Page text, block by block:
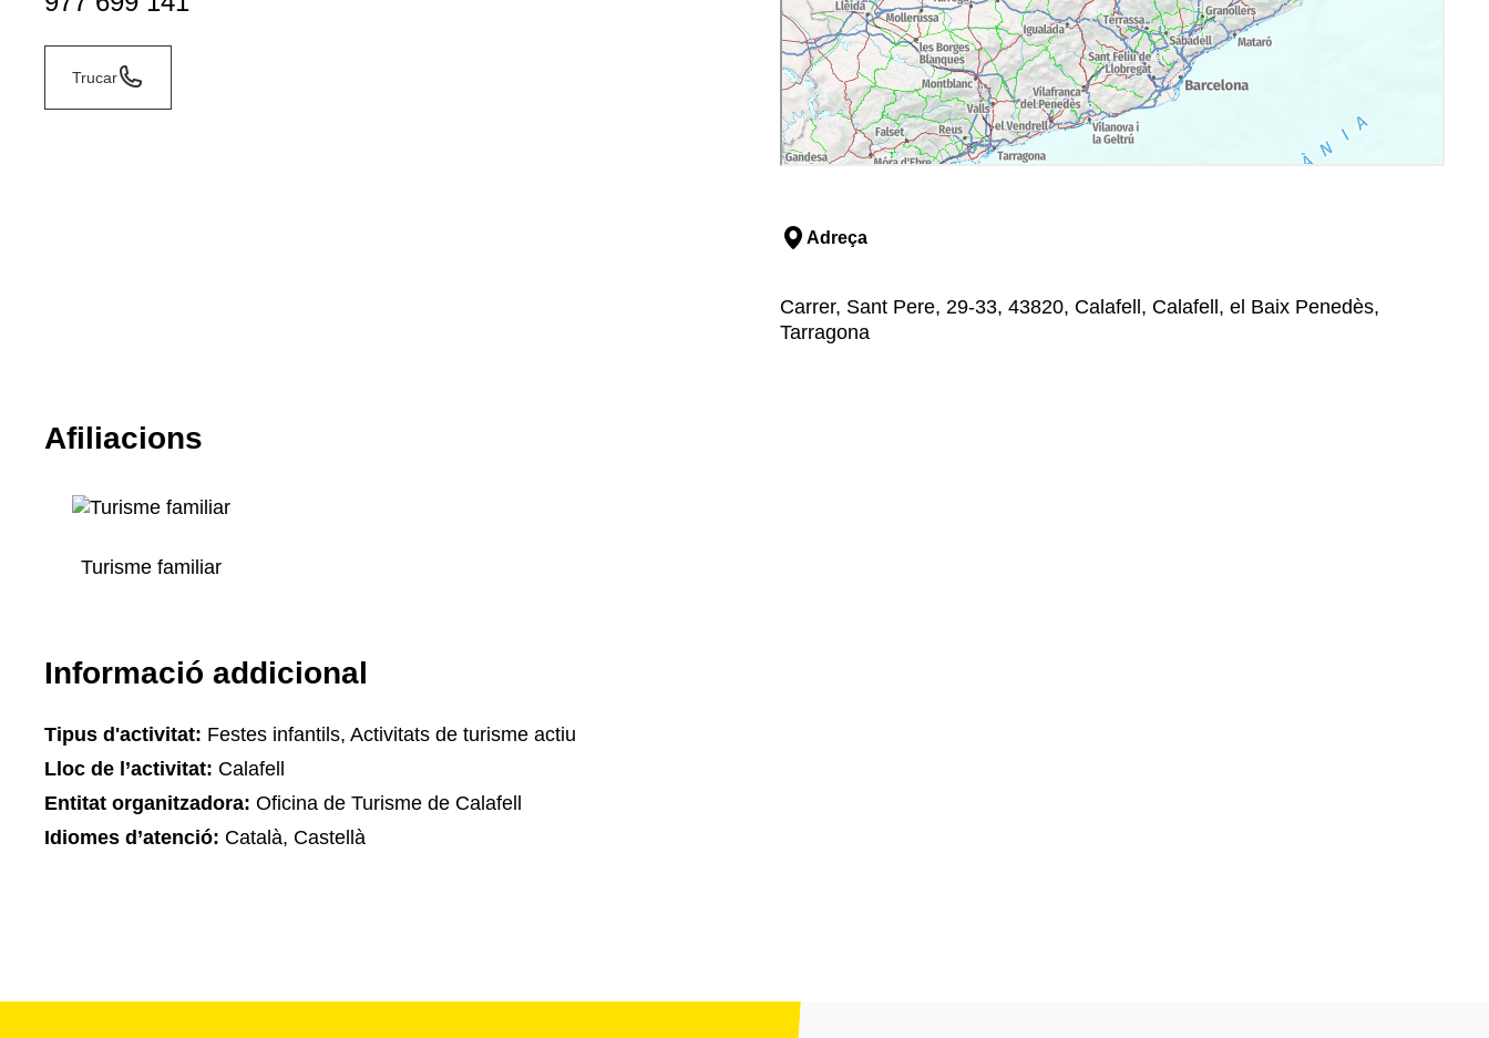
Trucar
Adreça
Carrer, Sant Pere, 29-33, 43820, Calafell, Calafell, el Baix Penedès,
Tarragona
Afiliacions
Turisme familiar
Informació addicional
Tipus d'activitat: Festes infantils, Activitats de turisme actiu
Lloc de l’activitat: Calafell
Entitat organitzadora: Oficina de Turisme de Calafell
Idiomes d’atenció: Català, Castellà